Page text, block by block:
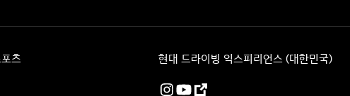
츠 현대 드라이빙 익스피리언스 (대한민국)